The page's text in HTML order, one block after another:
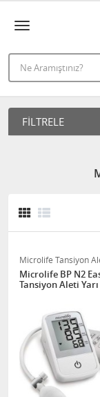
FILTRELE
Microlife Tansiyon
Microlife BP N2
Tansiyon Aleti